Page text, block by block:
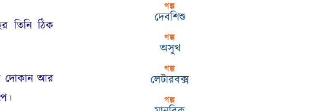
তিনি ঠিক
দোকান আর
গল্প
দেবশিশু
গল্প
অসুখ
গল্প
লেটারবক্স
গল্প